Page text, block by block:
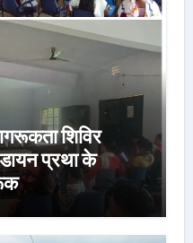
शिविर
प्रथा के